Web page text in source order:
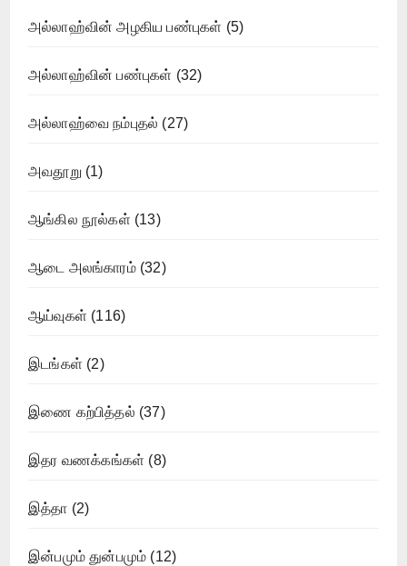
அல்லாஹ்வின் அழகிய பண்புகள் (5)
அல்லாஹ்வின் பண்புகள் (32)
அல்லாஹ்வை நம்புதல் (27)
அவதூறு (1)
ஆங்கில நூல்கள் (13)
ஆடை அலங்காரம்(32)
ஆய்வுகள் (116)
இடங்கள் (2)
இணை கற்பித்தல் (37)
இதர வணக்கங்கள் (8)
இத்தா (2)
இன்பமும் துன்பமும் (12)